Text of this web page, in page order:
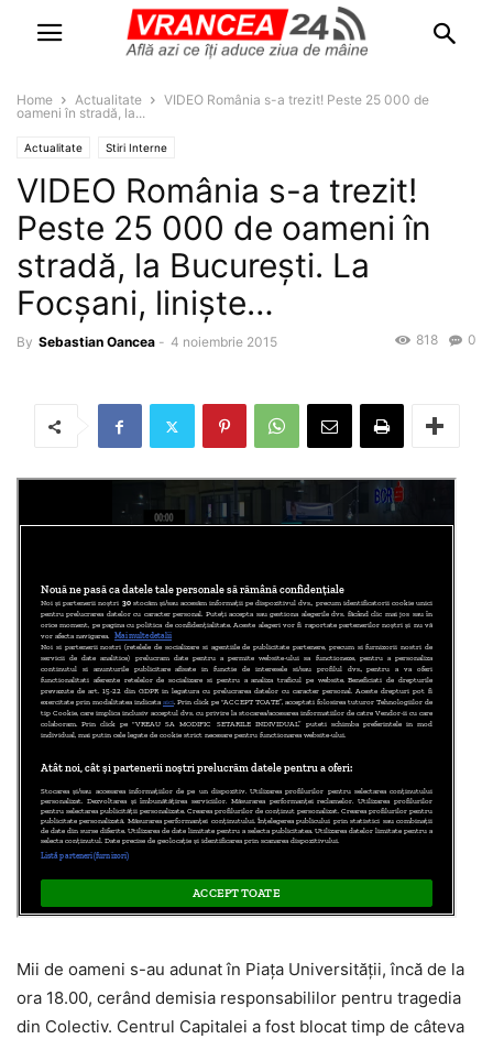
Home Actualitate
VIDEO România s-a trezit! Peste 25 000 de
oameni în stradă, la...
Actualitate Stiri Interne
VIDEO România s-a trezit!
Peste 25 000 de oameni în
stradă, la Bucureşti. La
Focşani, linişte…
By Sebastian Oancea - 4 noiembrie 2015 0
818
Mii de oameni s-au adunat în Piaţa Universităţii, încă de la
ora 18.00, cerând demisia responsabililor pentru tragedia
din Colectiv. Centrul Capitalei a fost blocat timp de câteva